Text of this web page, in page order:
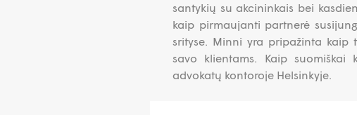
santykių su akcininkais bei
kaip pirmaujanti partnerė
srityse. Minni yra pripažinta kaip
savo klientams. Kaip suomiškai
advokatų kontoroje Helsinkyje.